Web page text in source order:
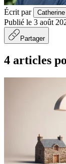
Écrit par
Publié le 3 août
Partager
4 articles